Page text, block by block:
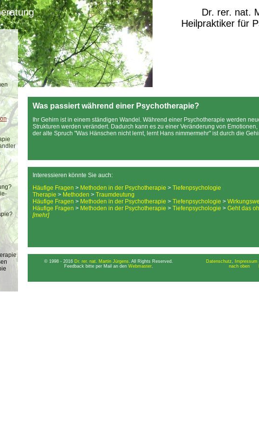
Dr. rer. nat.
Heilpraktiker für
Was passiert während einer Psychotherapie?
Ihr Gehirn ist in einem ständigen Wandel. Während einer Psychotherapie werden
Strukturen werden verändert. Dadurch kann es zu einer Veränderung von
der alte Spruch "Was Hänschen nicht lernt, lernt Hans nimmermehr" ist durch die
Interessieren könnte Sie auch:
Häufige Fragen > Methoden in der Psychotherapie > Tiefenpsychologie
Therapie > Methoden > Traumdeutung
Häufige Fragen > Methoden in der Psychotherapie > Tiefenpsychologie >
Häufige Fragen > Methoden in der Psychotherapie > Tiefenpsychologie > Geht das
[mehr]
© 1998 - 2016 Dr. rer. nat. Martin Jürgens. All Rights Reserved.
Feedback bitte per Mail an den Webmaster.
Datenschutz,
nach oben